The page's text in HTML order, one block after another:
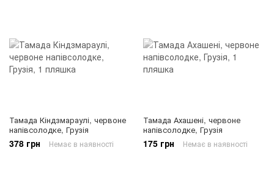
Тамада Кіндзмараулі, червоне
напівсолодке, Грузія
378 грн Немає в наявності
Тамада Ахашені, червоне
напівсолодке, Грузія
175 грн Немає в наявності